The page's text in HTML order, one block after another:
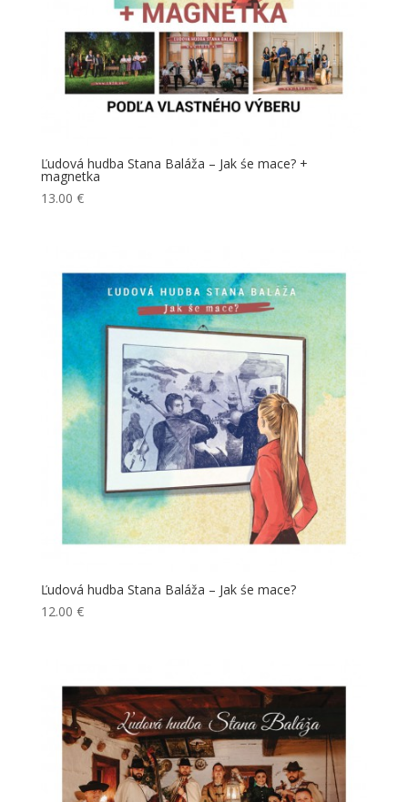
Ľudová hudba Stana Baláža – Jak śe mace? +
magnetka
13.00 €
Ľudová hudba Stana Baláža – Jak śe mace?
12.00 €